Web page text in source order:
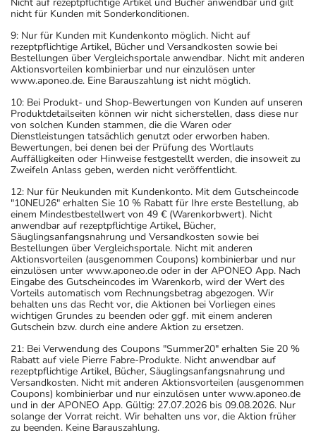
nicht für Kunden mit Sonderkonditionen.
9: Nur für Kunden mit Kundenkonto möglich. Nicht auf
rezeptpflichtige Artikel, Bücher und Versandkosten sowie bei
Bestellungen über Vergleichsportale anwendbar. Nicht mit anderen
Aktionsvorteilen kombinierbar und nur einzulösen unter
www.aponeo.de. Eine Barauszahlung ist nicht möglich.
10: Bei Produkt- und Shop-Bewertungen von Kunden auf unseren
Produktdetailseiten können wir nicht sicherstellen, dass diese nur
von solchen Kunden stammen, die die Waren oder
Dienstleistungen tatsächlich genutzt oder erworben haben.
Bewertungen, bei denen bei der Prüfung des Wortlauts
Auffälligkeiten oder Hinweise festgestellt werden, die insoweit zu
Zweifeln Anlass geben, werden nicht veröffentlicht.
12: Nur für Neukunden mit Kundenkonto. Mit dem Gutscheincode
"10NEU26" erhalten Sie 10 % Rabatt für Ihre erste Bestellung, ab
einem Mindestbestellwert von 49 € (Warenkorbwert). Nicht
anwendbar auf rezeptpflichtige Artikel, Bücher,
Säuglingsanfangsnahrung und Versandkosten sowie bei
Bestellungen über Vergleichsportale. Nicht mit anderen
Aktionsvorteilen (ausgenommen Coupons) kombinierbar und nur
einzulösen unter www.aponeo.de oder in der APONEO App. Nach
Eingabe des Gutscheincodes im Warenkorb, wird der Wert des
Vorteils automatisch vom Rechnungsbetrag abgezogen. Wir
behalten uns das Recht vor, die Aktionen bei Vorliegen eines
wichtigen Grundes zu beenden oder ggf. mit einem anderen
Gutschein bzw. durch eine andere Aktion zu ersetzen.
21: Bei Verwendung des Coupons "Summer20" erhalten Sie 20 %
Rabatt auf viele Pierre Fabre-Produkte. Nicht anwendbar auf
rezeptpflichtige Artikel, Bücher, Säuglingsanfangsnahrung und
Versandkosten. Nicht mit anderen Aktionsvorteilen (ausgenommen
Coupons) kombinierbar und nur einzulösen unter www.aponeo.de
und in der APONEO App. Gültig: 27.07.2026 bis 09.08.2026. Nur
solange der Vorrat reicht. Wir behalten uns vor, die Aktion früher
zu beenden. Keine Barauszahlung.